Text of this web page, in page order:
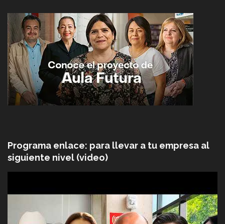
Programa enlace: para llevar a tu empresa al
siguiente nivel (video)